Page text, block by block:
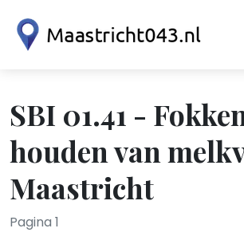
SBI 01.41 -
houden van
Maastricht
Pagina 1